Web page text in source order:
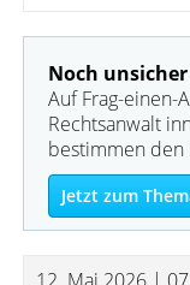
Noch
Auf Frag-einen-
Rechtsanwalt
bestimmen den
Jetzt zum